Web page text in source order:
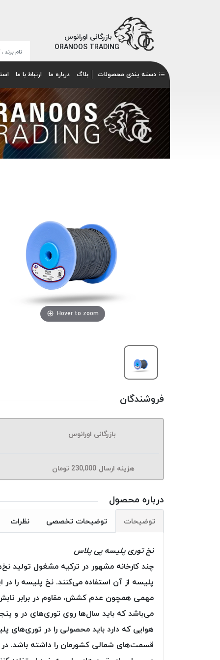
بازرگانی اورانوس
ORANOOS TRADING
دسته بندی محصولات بلاگ درباره ما ارتباط با ما
Hover to zoom
فروشندگان
بازرگانی اورانوس
هزینه ارسال 230,000 تومان
درباره محصول
توضیحات توضیحات تخصصی نظرات
نخ توری پلیسه پی پلاس
چند کارخانه مشهور در ترکیه مشغول
پلیسه از آن استفاده می‌کنند. نخ پلیسه را
مهمی همچون عدم کشش، مقاوم در برابر
می‌باشد که باید سال‌ها روی توری‌های در و
هوایی که دارد باید محصولی را در
قسمت‌های شمالی کشورمان را داشته باشد.